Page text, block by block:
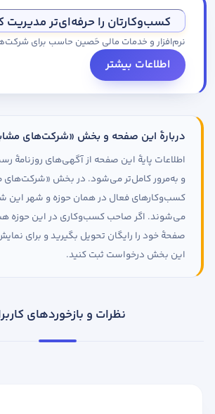
کسب‌وکارتان را حرفه‌ای‌تر مدیریت
نرم‌افزار و خدمات مالی حَصین حاسب برای
اطلاعات بیشتر
دربارهٔ این صفحه و بخش «شرکت‌های
اطلاعات پایهٔ این صفحه از آگهی‌های روزنامهٔ
و به‌مرور کامل‌تر می‌شود. در بخش «شرکت‌های
کسب‌وکارهای فعال در همان حوزه و شهر این
می‌شوند. اگر صاحب کسب‌وکاری در این حوزه
صفحهٔ خود را رایگان تحویل بگیرید و برای
این بخش درخواست ثبت کنید.
نظرات و بازخوردهای